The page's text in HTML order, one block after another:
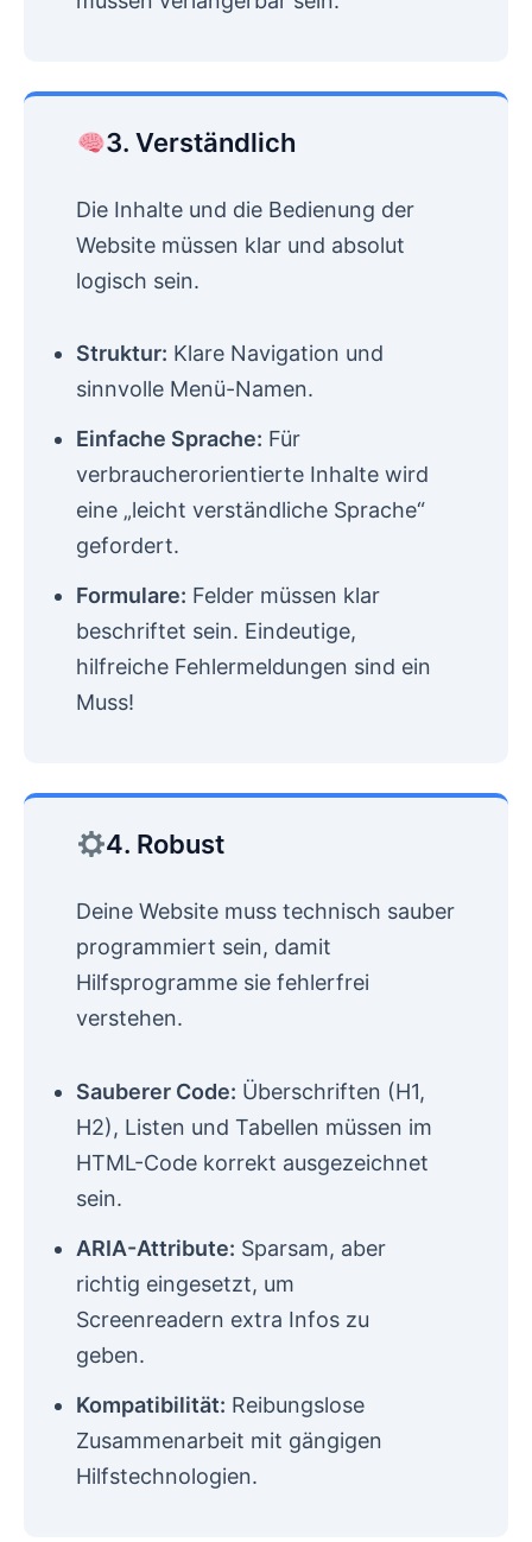
3. Verständlich
Die Inhalte und die Bedienung der
Website müssen klar und absolut
logisch sein.
Struktur: Klare Navigation und
sinnvolle Menü-Namen.
Einfache Sprache: Für
verbraucherorientierte Inhalte wird
eine „leicht verständliche Sprache“
gefordert.
Formulare: Felder müssen klar
beschriftet sein. Eindeutige,
hilfreiche Fehlermeldungen sind ein
Muss!
4. Robust
Deine Website muss technisch sauber
programmiert sein, damit
Hilfsprogramme sie fehlerfrei
verstehen.
Sauberer Code: Überschriften (H1,
H2), Listen und Tabellen müssen im
HTML-Code korrekt ausgezeichnet
sein.
ARIA-Attribute: Sparsam, aber
richtig eingesetzt, um
Screenreadern extra Infos zu
geben.
Kompatibilität: Reibungslose
Zusammenarbeit mit gängigen
Hilfstechnologien.